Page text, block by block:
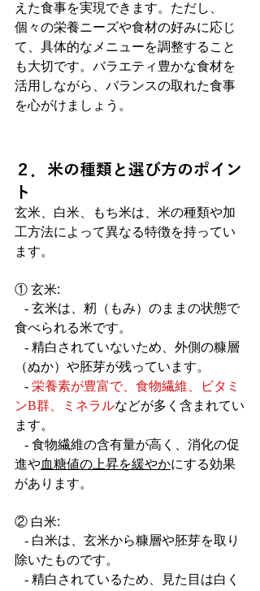
えた食事を実現できます。ただし、
個々の栄養ニーズや食材の好みに応じ
て、具体的なメニューを調整すること
も大切です。バラエティ豊かな食材を
活用しながら、バランスの取れた食事
を心がけましょう。
２．米の種類と選び方のポイン
ト
玄米、白米、もち米は、米の種類や加
工方法によって異なる特徴を持ってい
ます。
① 玄米:
食べられる米です。
（ぬか）や胚芽が残っています。
   -
栄養素が豊富で、食物繊維、ビタミ
ンB群、ミネラルなどが多く含まれてい
ます。
進や血糖値の上昇を緩やかにする効果
があります。
② 白米:
除いたものです。